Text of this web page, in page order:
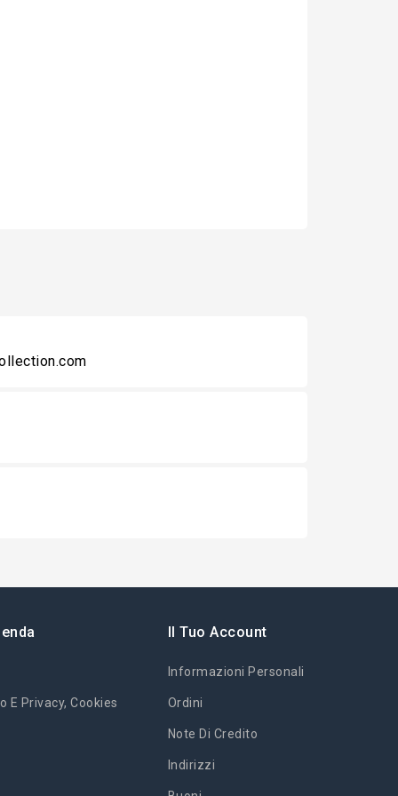
E Privacy, Cookies
Il Tuo Account
Informazioni Personali
Ordini
Note Di Credito
Indirizzi